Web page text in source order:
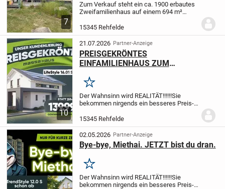
7
Zum Verkauf steht ein ca. 1900 erbautes
Zweifamilienhaus auf einem 694 m²
Immobilie ist derzeit vollständig
vermietet.Das Wohnhaus verfügt über
zwei separate...
15345 Rehfelde
10
21.07.2026 Partner-Anzeige
PREISGEKRÖNTES
EINFAMILIENHAUS ZUM
SPAREN!
Merken
Der Wahnsinn wird REALITÄT!!!!!!Sie
bekommen nirgends ein besseres Preis-
aktuell 45.000 Häuser made in Germany
und legen passend dazu eine
Aktionsserie für...
15345 Rehfelde
02.05.2026 Partner-Anzeige
Bye-bye, Miethai. JETZT bist du dran.
Merken
Der Wahnsinn wird REALITÄT!!!!!!Sie
bekommen nirgends ein besseres Preis-